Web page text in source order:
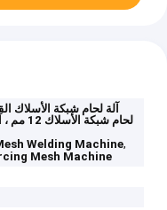
آلة لحام شبكة الأسلاك
لحام
Welding Machine,
Mesh Machine